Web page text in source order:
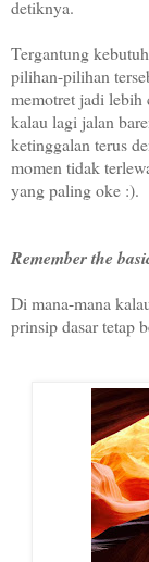
detiknya.
Tergantung
pilihan-pilihan
memotret jadi lebih
kalau lagi jalan
ketinggalan terus
momen tidak
yang paling oke :).
Remember the
Di mana-mana
prinsip dasar tetap